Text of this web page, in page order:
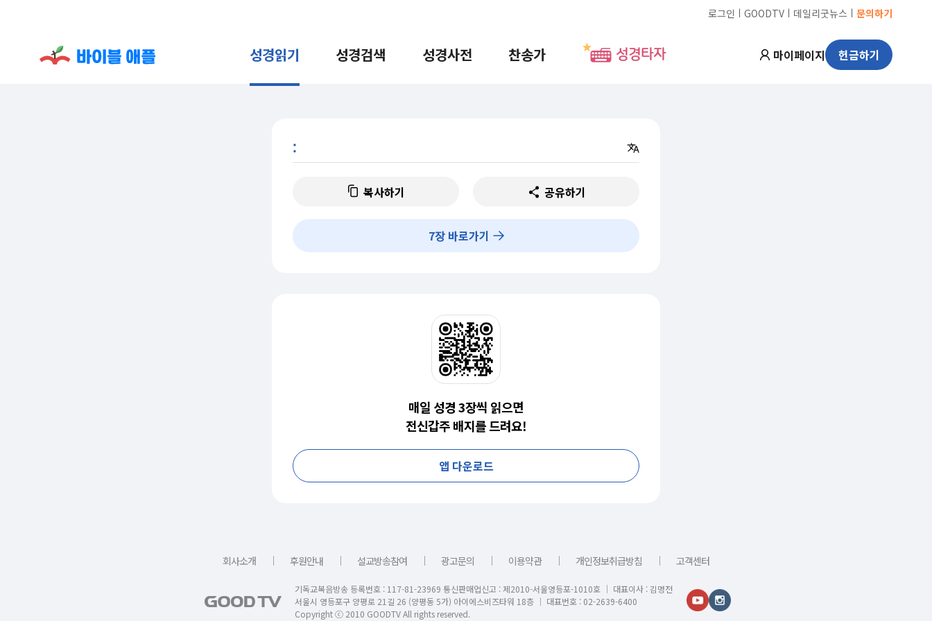
로그인 ㅣ GOODTV ㅣ 데일리굿뉴스 ㅣ 문의하기
성경읽기 성경검색 성경사전 찬송가 성경타자 마이페이지 헌금하기
:
복사하기 공유하기
7장 바로가기
매일 성경 3장씩 읽으면
전신갑주 배지를 드려요!
앱 다운로드
회사소개 ｜ 후원안내 ｜ 설교방송참여 ｜ 광고문의 ｜ 이용약관 ｜ 개인정보취급방침 ｜ 고객센터
기독교복음방송 등록번호 : 117-81-23969 통신판매업신고 : 제2010-서울영등포-1010호 │ 대표이사 : 김명전
서울시 영등포구 양평로 21길 26 (양평동 5가) 아이에스비즈타워 18층 │ 대표번호 : 02-2639-6400
Copyright ⓒ 2010 GOODTV All rights reserved.